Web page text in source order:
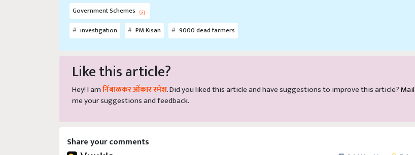
Government Schemes
investigation
PM Kisan 9000 dead farmers
Like this article?
Hey! I am निंबाळकर ओंकार रमेश . Did you liked this article and have suggestions to improve this article? Mail
me your suggestions and feedback.
Share your comments